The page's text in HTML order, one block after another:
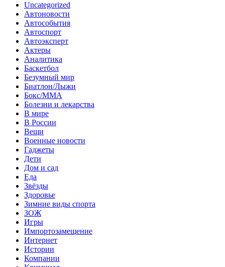
Uncategorized
Автоновости
Автособытия
Автоспорт
Автоэксперт
Актеры
Аналитика
Баскетбол
Безумный мир
Биатлон/Лыжи
Бокс/MMA
Болезни и лекарства
В мире
В России
Вещи
Военные новости
Гаджеты
Дети
Дом и сад
Еда
Звёзды
Здоровье
Зимние виды спорта
ЗОЖ
Игры
Импортозамещение
Интернет
Истории
Компании